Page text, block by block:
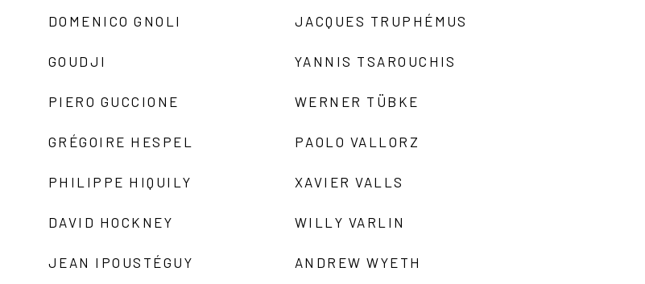
DOMENICO GNOLI
GOUDJI
PIERO GUCCIONE
GRÉGOIRE HESPEL
PHILIPPE HIQUILY
DAVID HOCKNEY
JEAN IPOUSTÉGUY
JACQUES TRUPHÉMUS
YANNIS TSAROUCHIS
WERNER TÜBKE
PAOLO VALLORZ
XAVIER VALLS
WILLY VARLIN
ANDREW WYETH